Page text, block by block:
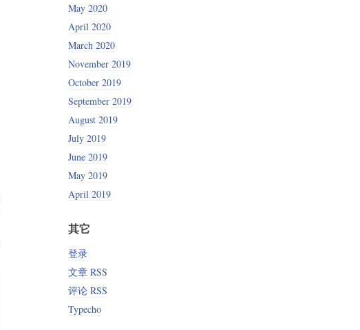
May 2020
April 2020
March 2020
November 2019
October 2019
September 2019
August 2019
July 2019
June 2019
May 2019
April 2019
其它
登录
文章 RSS
评论 RSS
Typecho